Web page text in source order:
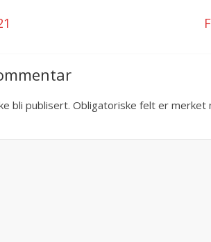
bli publisert. Obligatoriske felt er merket